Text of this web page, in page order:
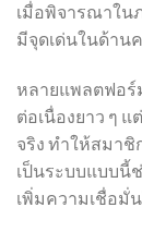
เมื่อพิจารณาใน
มีจุดเด่นในด้าน
หลายแพลตฟอร์
ต่อเนื่องยาว ๆ
จริง ทำให้สมา
เป็นระบบแบบนี้
เพิ่มความเชื่อมั่